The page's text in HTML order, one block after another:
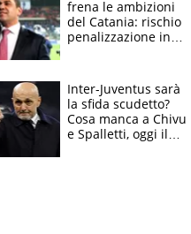
frena le ambizioni
del Catania: rischio
penalizzazione in
Inter-Juventus sarà
la sfida scudetto?
Cosa manca a Chivu
e Spalletti, oggi il